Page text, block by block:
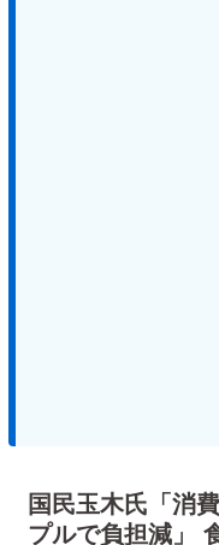
国民玉木氏「消
プルで負担減」